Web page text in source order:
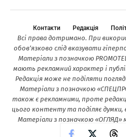
Контакти Редакція
Всі права дотримано. При
обов’язково слід вказувати
Матеріали з позначкою
мають рекламний характер і
Редакція може не поділяти
Матеріали з позначкою
також є рекламними, проте
цього контенту та поділяє думки,
Матеріали з позначкою